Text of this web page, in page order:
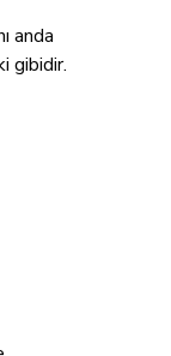
anda
gibidir.